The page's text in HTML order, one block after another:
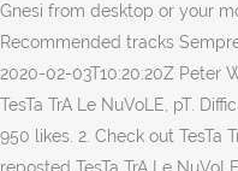
Gnesi from desktop or your
Recommended tracks
2020-02-03T10:20:20Z Peter
TesTa TrA Le NuVoLE, pT.
950 likes. 2. Check out TesTa